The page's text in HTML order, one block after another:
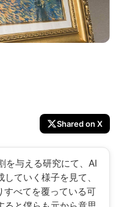
Shared on X
与える研究にて、AI
ていく様子を見て、
すべてを覆っている可